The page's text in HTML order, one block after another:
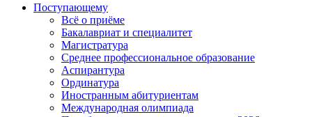
Поступающему
Всё о приёме
Бакалавриат и специалитет
Магистратура
Среднее профессиональное образование
Аспирантура
Ординатура
Иностранным абитуриентам
Международная олимпиада